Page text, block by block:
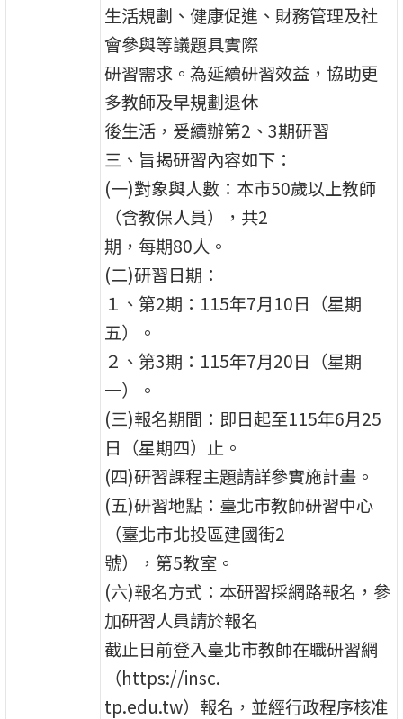
生活規劃、健康促進、財務管理及社
會參與等議題具實際
研習需求。為延續研習效益，協助更
多教師及早規劃退休
後生活，爰續辦第2、3期研習
三、旨揭研習內容如下：
(一)對象與人數：本市50歲以上教師
（含教保人員），共2
期，每期80人。
(二)研習日期：
１、第2期：115年7月10日（星期
五）。
２、第3期：115年7月20日（星期
一）。
(三)報名期間：即日起至115年6月25
日（星期四）止。
(四)研習課程主題請詳參實施計畫。
(五)研習地點：臺北市教師研習中心
（臺北市北投區建國街2
號），第5教室。
(六)報名方式：本研習採網路報名，參
加研習人員請於報名
截止日前登入臺北市教師在職研習網
（https://insc.
tp.edu.tw）報名，並經行政程序核准